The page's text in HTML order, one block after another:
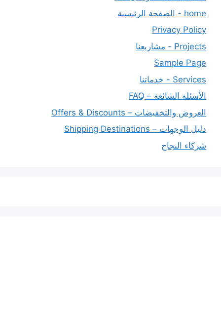
home - الصفحة الرئيسية
Privacy Policy
Projects - مشاريعنا
Sample Page
Services - خدماتنا
الأسئلة الشائعة – FAQ
العروض والتخفيضات – Offers & Discounts
دليل الوجهات – Shipping Destinations
شركاء النجاح